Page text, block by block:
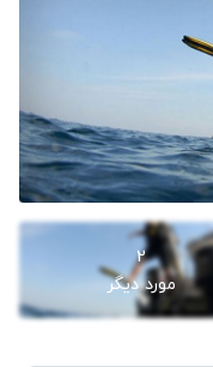
2
مورد دیگر